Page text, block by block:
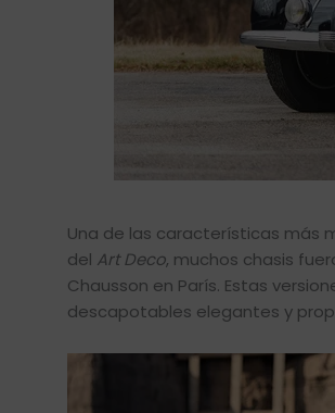
Una de las características más
del Art Deco, muchos chasis
Chausson en París. Estas
descapotables elegantes y